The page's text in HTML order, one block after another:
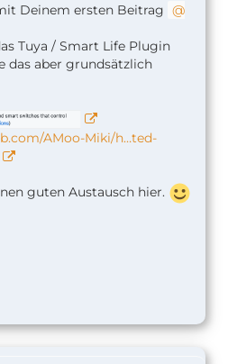
Deinem ersten Beitrag
Tuya / Smart Life Plugin
das aber grundsätzlich
AMoo-Miki/h…ted-
guten Austausch hier.